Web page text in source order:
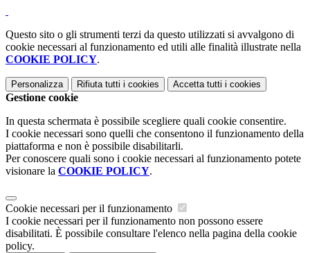
Questo sito o gli strumenti terzi da questo utilizzati si avvalgono di
cookie necessari al funzionamento ed utili alle finalità illustrate nella
COOKIE POLICY.
Personalizza Rifiuta tutti i cookies Accetta tutti i cookies
Gestione cookie
In questa schermata è possibile scegliere quali cookie consentire.
I cookie necessari sono quelli che consentono il funzionamento della
piattaforma e non è possibile disabilitarli.
Per conoscere quali sono i cookie necessari al funzionamento potete
visionare la COOKIE POLICY.
Cookie necessari per il funzionamento
I cookie necessari per il funzionamento non possono essere
disabilitati. È possibile consultare l'elenco nella pagina della cookie
policy.